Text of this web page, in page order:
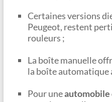
Certaines versions
Peugeot, restent
rouleurs ;
La boîte manuelle
la boîte automatique
Pour uneautomobile